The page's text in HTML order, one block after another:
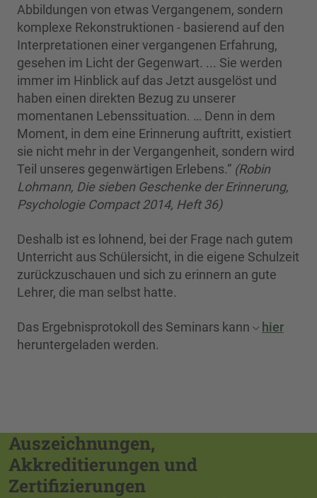
Abbildungen von etwas Vergangenem, son­dern
kom­plexe Rekonstruktionen - basierend auf den
Interpretationen einer vergangenen Erfah­rung,
gesehen im Licht der Gegenwart. ... Sie werden
immer im Hinblick auf das Jetzt ausge­löst und
haben einen direkten Bezug zu unserer
momentanen Lebenssituation. … Denn in dem
Moment, in dem eine Erinnerung auf­tritt, existiert
sie nicht mehr in der Vergangenheit, sondern wird
Teil unseres gegenwärtigen Erlebens.“ (Robin
Lohmann, Die sieben Geschenke der Erinnerung,
Psychologie Compact 2014, Heft 36)
Deshalb ist es lohnend, bei der Frage nach gutem
Unterricht aus Schülersicht, in die eigene Schul­zeit
zurückzuschauen und sich zu erinnern an gute
Lehrer, die man selbst hatte.
Das Ergebnisprotokoll des Seminars kann
hier
heruntergeladen werden.
Auszeichnungen,
Akkreditierungen und
Zertifizierungen